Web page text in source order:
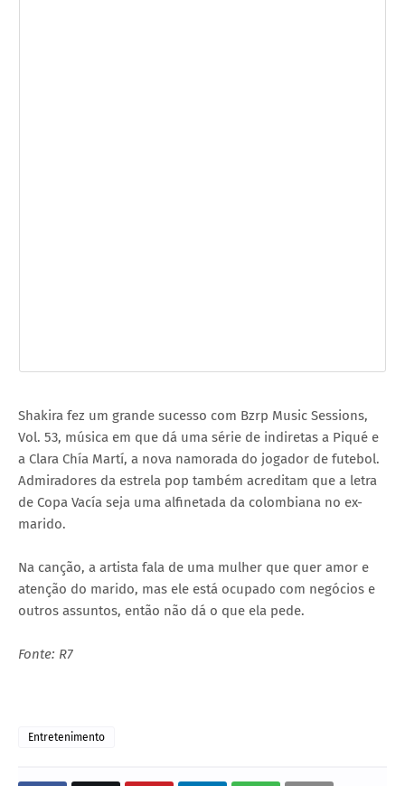
Shakira fez um grande sucesso com Bzrp Music Sessions,
Vol. 53, música em que dá uma série de indiretas a Piqué e
a Clara Chía Martí, a nova namorada do jogador de futebol.
Admiradores da estrela pop também acreditam que a letra
de Copa Vacía seja uma alfinetada da colombiana no ex-
marido.
Na canção, a artista fala de uma mulher que quer amor e
atenção do marido, mas ele está ocupado com negócios e
outros assuntos, então não dá o que ela pede.
Fonte: R7
Entretenimento